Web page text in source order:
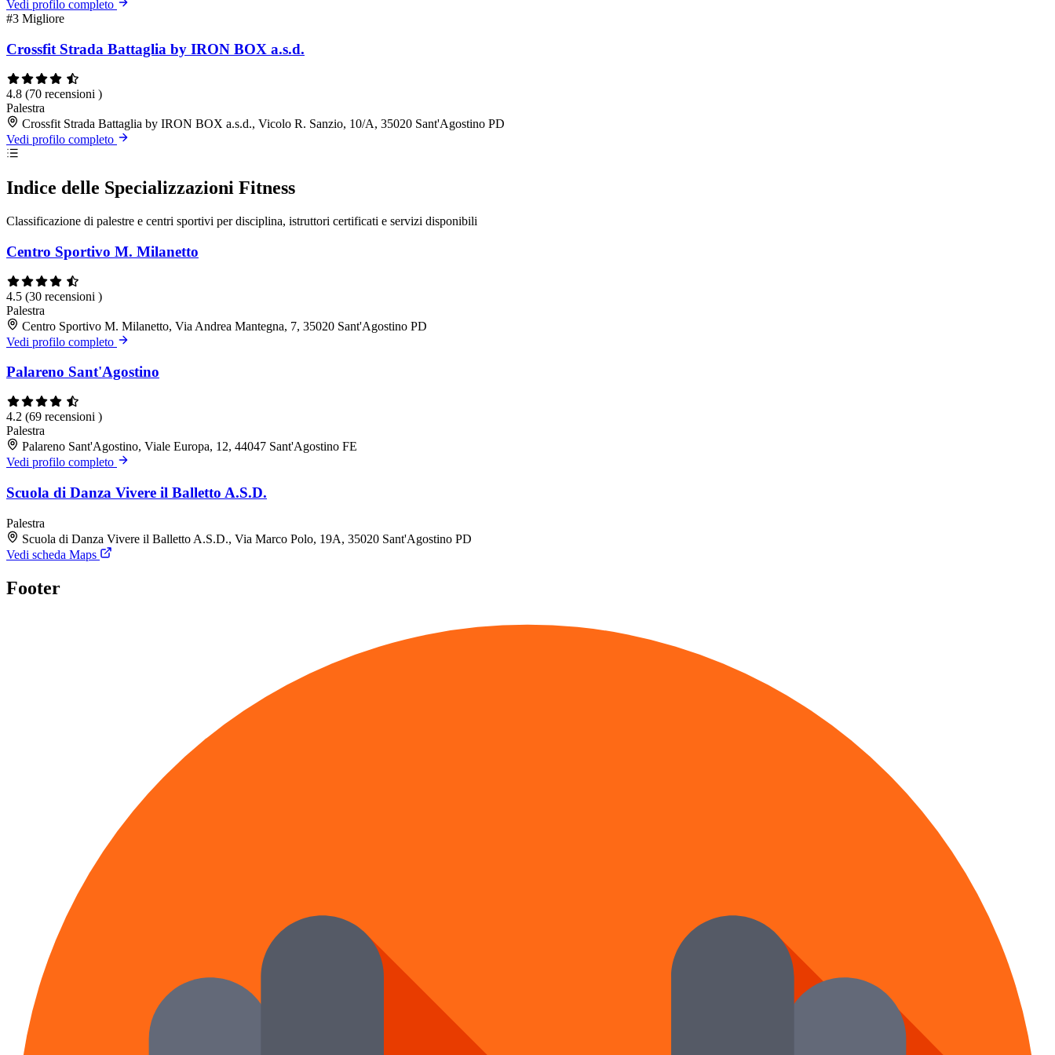
Vedi profilo completo
#3 Migliore
Crossfit Strada Battaglia by IRON BOX a.s.d.
4.8 (70 recensioni )
Palestra
Crossfit Strada Battaglia by IRON BOX a.s.d., Vicolo R. Sanzio, 10/A, 35020 Sant'Agostino PD
Vedi profilo completo
Indice delle Specializzazioni Fitness
Classificazione di palestre e centri sportivi per disciplina, istruttori certificati e servizi disponibili
Centro Sportivo M. Milanetto
4.5 (30 recensioni )
Palestra
Centro Sportivo M. Milanetto, Via Andrea Mantegna, 7, 35020 Sant'Agostino PD
Vedi profilo completo
Palareno Sant'Agostino
4.2 (69 recensioni )
Palestra
Palareno Sant'Agostino, Viale Europa, 12, 44047 Sant'Agostino FE
Vedi profilo completo
Scuola di Danza Vivere il Balletto A.S.D.
Palestra
Scuola di Danza Vivere il Balletto A.S.D., Via Marco Polo, 19A, 35020 Sant'Agostino PD
Vedi scheda Maps
Footer